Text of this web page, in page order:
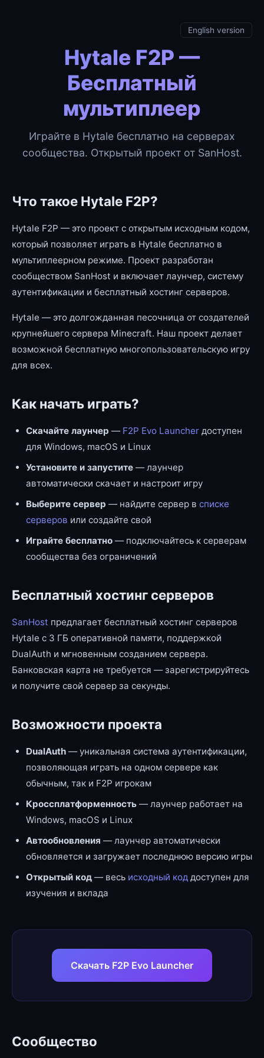
English version
Hytale F2P —
Бесплатный
мультиплеер
Играйте в Hytale бесплатно на серверах
сообщества. Открытый проект от SanHost.
Что такое Hytale F2P?
Hytale F2P — это проект с открытым исходным кодом,
который позволяет играть в Hytale бесплатно в
мультиплеерном режиме. Проект разработан
сообществом SanHost и включает лаунчер, систему
аутентификации и бесплатный хостинг серверов.
Hytale — это долгожданная песочница от создателей
крупнейшего сервера Minecraft. Наш проект делает
возможной бесплатную многопользовательскую игру
для всех.
Как начать играть?
Скачайте лаунчер — F2P Evo Launcher доступен
для Windows, macOS и Linux
Установите и запустите — лаунчер
автоматически скачает и настроит игру
Выберите сервер — найдите сервер в списке
серверов или создайте свой
Играйте бесплатно — подключайтесь к серверам
сообщества без ограничений
Бесплатный хостинг серверов
SanHost предлагает бесплатный хостинг серверов
Hytale с 3 ГБ оперативной памяти, поддержкой
DualAuth и мгновенным созданием сервера.
Банковская карта не требуется — зарегистрируйтесь
и получите свой сервер за секунды.
Возможности проекта
DualAuth — уникальная система аутентификации,
позволяющая играть на одном сервере как
обычным, так и F2P игрокам
Кроссплатформенность — лаунчер работает на
Windows, macOS и Linux
Автообновления — лаунчер автоматически
обновляется и загружает последнюю версию игры
Открытый код — весь исходный код доступен для
изучения и вклада
Скачать F2P Evo Launcher
Сообщество